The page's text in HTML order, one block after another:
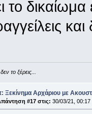
το
και
το ξέρεις...
Ξεκίνημα Αρχάριου με
#17 στις: 30/03/21, 00:17